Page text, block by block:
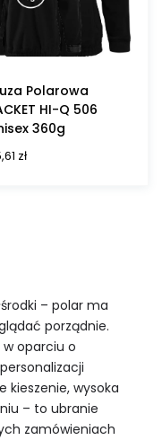
Polarowa
HI-Q 506
360g
zł
– polar ma
porządnie.
oparciu o
kieszenie, wysoka
– to ubranie
zamówieniach